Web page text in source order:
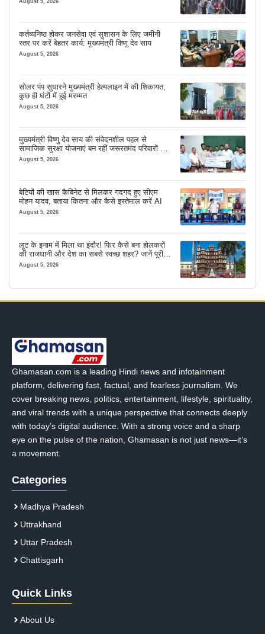
August 5, 2026
कर्तव्यनिष्ठ होकर जनसेवा एवं सुशासन के लिए जमीनी
स्तर पर करें बेहतर कार्य: मुख्यमंत्री विष्णु देव साय
August 5, 2026
सोलर पंप सुधारने मुख्यमंत्री हेल्पलाइन में की शिकायत,
कुछ ही घंटों में हुई मरम्मत
August 5, 2026
मुख्यमंत्री विष्णु देव साय की संवेदनशील पहल से
सामाजिक सुरक्षा योजनाएं बन रहीं जरूरतमंद परिवारों का
मजबूत सहारा
August 5, 2026
बेटियों की खास कैबिनेट से मिलकर गदगद हुए सीएम
मोहन यादव, बताया कितना और कैसे इस्तेमाल करें AI
August 5, 2026
लूट के इनाम में मिला था इंदौर! फिर कैसे बना होलकरों
की राजधानी और देश का सबसे स्वच्छ शहर? जानें पूरी
कहानी
August 5, 2026
Ghamasan.com is a leading Hindi news and infotainment
platform, delivering fast, factual, and fearless journalism. We
cover breaking news, politics, entertainment, lifestyle, spirituality,
and viral trends with a unique perspective that connects deeply
with today’s digital audience. With a strong voice and a sharp
eye on the pulse of the nation, Ghamasan is not just news—it’s
a movement.
Categories
Madhya Pradesh
Uttrakhand
Uttar Pradesh
Chattisgarh
Quick Links
About Us